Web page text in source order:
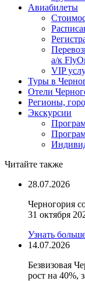
Авиабилеты
а/к
VIP
Туры в
Отели
Регионы,
Экскурсии
Читайте также
28.07.2026
Черногория
31 октября
Узнать
14.07.2026
Безвизовая
рост на 40%,